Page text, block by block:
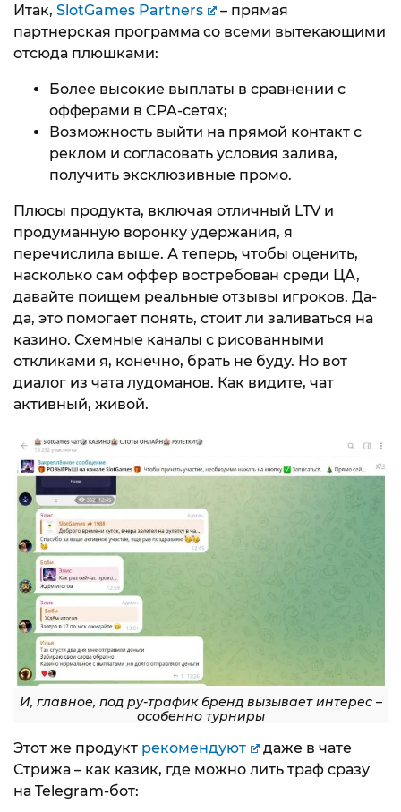
Итак, SlotGames Partners
– прямая
партнерская программа со всеми вытекающими
отсюда плюшками:
Более высокие выплаты в сравнении с
офферами в CPA-сетях;
Возможность выйти на прямой контакт с
реклом и согласовать условия залива,
получить эксклюзивные промо.
Плюсы продукта, включая отличный LTV и
продуманную воронку удержания, я
перечислила выше. А теперь, чтобы оценить,
насколько сам оффер востребован среди ЦА,
давайте поищем реальные отзывы игроков. Да-
да, это помогает понять, стоит ли заливаться на
казино. Схемные каналы с рисованными
откликами я, конечно, брать не буду. Но вот
диалог из чата лудоманов. Как видите, чат
активный, живой.
И, главное, под ру-трафик бренд вызывает интерес –
особенно турниры
Этот же продукт рекомендуют
даже в чате
Стрижа – как казик, где можно лить траф сразу
на Telegram-бот: